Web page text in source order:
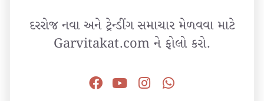
દરરોજ નવા અને ટ્રેન્ડીંગ સમાચાર મેળવવા માટે
Garvitakat.com ને ફોલો કરો.